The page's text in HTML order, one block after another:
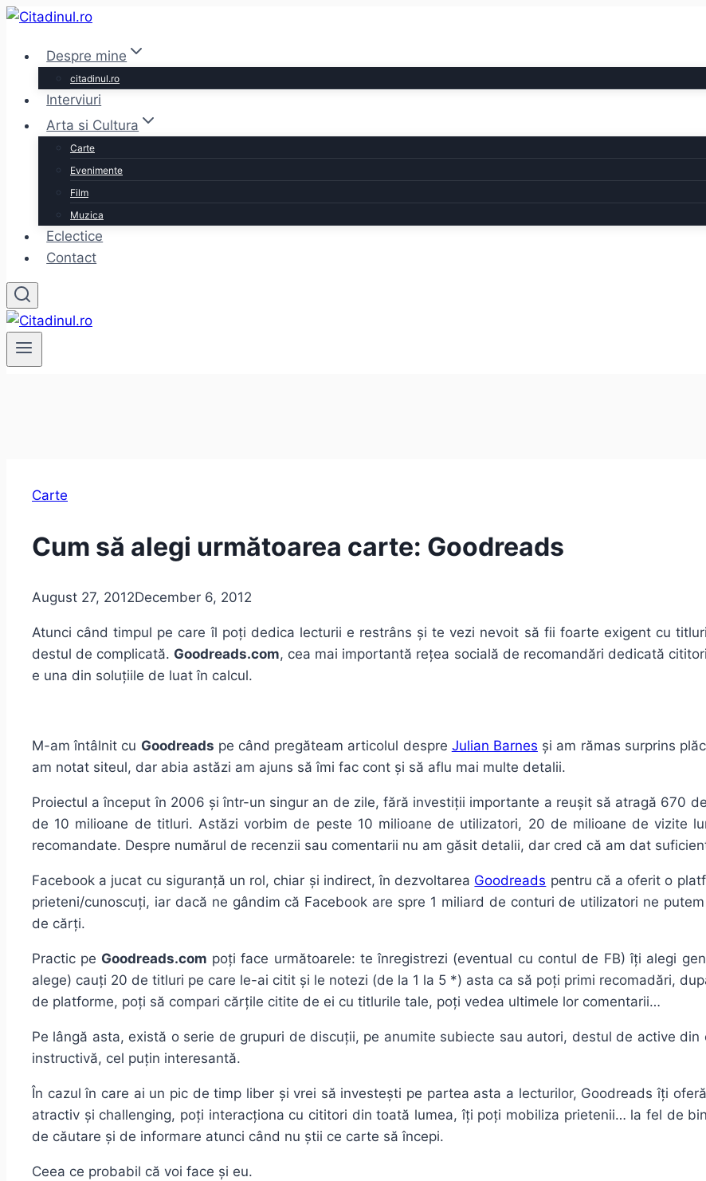
Skip
contentDespre mine
citadinul.ro
Interviuri
Arta si Cultura
Carte
Evenimente
Film
Muzica
Eclectice
Contact
Carte
Cum să alegi următoarea carte: Goodreads
August 27, 2012December 6, 2012
Atunci când timpul pe care îl poți dedica lecturii e restrâns și te vezi nevoit să fii foarte exigent cu
destul de complicată. Goodreads.com, cea mai importantă rețea socială de recomandări dedicată
e una din soluțiile de luat în calcul.
M-am întâlnit cu Goodreads pe când pregăteam articolul despre Julian Barnes și am rămas surprins
am notat siteul, dar abia astăzi am ajuns să îmi fac cont și să aflu mai multe detalii.
Proiectul a început în 2006 și într-un singur an de zile, fără investiții importante a reușit să atragă 670
de 10 milioane de titluri. Astăzi vorbim de peste 10 milioane de utilizatori, 20 de milioane de vizite
recomandate. Despre numărul de recenzii sau comentarii nu am găsit detalii, dar cred că am dat
Facebook a jucat cu siguranță un rol, chiar și indirect, în dezvoltarea Goodreads pentru că a oferit o
prieteni/cunoscuți, iar dacă ne gândim că Facebook are spre 1 miliard de conturi de utilizatori ne
de cărți.
Practic pe Goodreads.com poți face următoarele: te înregistrezi (eventual cu contul de FB) îți alegi
alege) cauți 20 de titluri pe care le-ai citit și le notezi (de la 1 la 5 *) asta ca să poți primi recomadări,
de platforme, poți să compari cărțile citite de ei cu titlurile tale, poți vedea ultimele lor comentarii…
Pe lângă asta, există o serie de grupuri de discuții, pe anumite subiecte sau autori, destul de active
instructivă, cel puțin interesantă.
În cazul în care ai un pic de timp liber și vrei să investești pe partea asta a lecturilor, Goodreads îți
atractiv și challenging, poți interacționa cu cititori din toată lumea, îți poți mobiliza prietenii… la fel de
de căutare și de informare atunci când nu știi ce carte să începi.
Ceea ce probabil că voi face și eu.